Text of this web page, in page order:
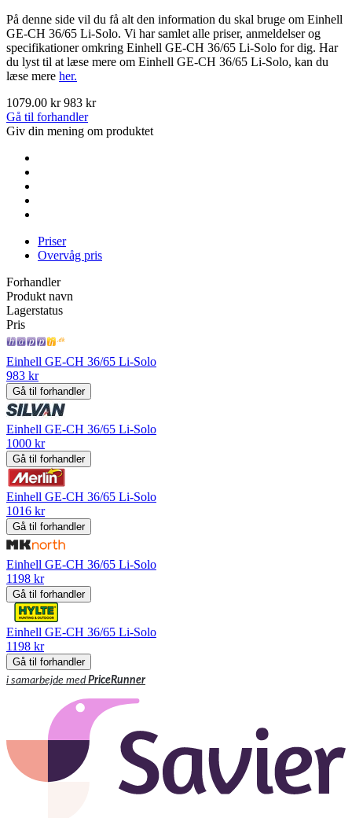
På denne side vil du få alt den information du skal bruge om Einhell
GE-CH 36/65 Li-Solo. Vi har samlet alle priser, anmeldelser og
specifikationer omkring Einhell GE-CH 36/65 Li-Solo for dig. Har
du lyst til at læse mere om Einhell GE-CH 36/65 Li-Solo, kan du
læse mere her.
1079.00 kr 983 kr
Gå til forhandler
Giv din mening om produktet
Priser
Overvåg pris
Forhandler
Produkt navn
Lagerstatus
Pris
Einhell GE-CH 36/65 Li-Solo
983 kr
Gå til forhandler
Einhell GE-CH 36/65 Li-Solo
1000 kr
Gå til forhandler
Einhell GE-CH 36/65 Li-Solo
1016 kr
Gå til forhandler
Einhell GE-CH 36/65 Li-Solo
1198 kr
Gå til forhandler
Einhell GE-CH 36/65 Li-Solo
1198 kr
Gå til forhandler
i samarbejde medPriceRunner